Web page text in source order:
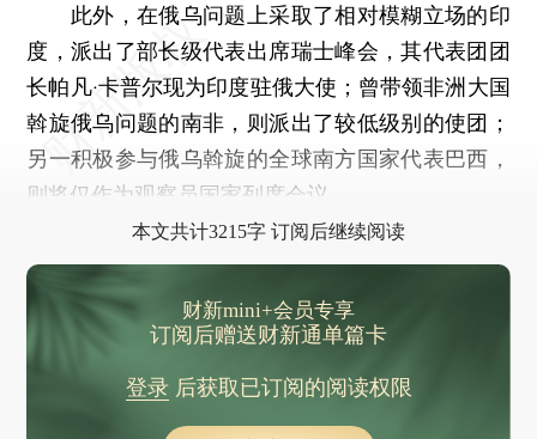
此外，在俄乌问题上采取了相对模糊立场的印
度，派出了部长级代表出席瑞士峰会，其代表团团
长帕凡·卡普尔现为印度驻俄大使；曾带领非洲大国
斡旋俄乌问题的南非，则派出了较低级别的使团；
另一积极参与俄乌斡旋的全球南方国家代表巴西，
则将仅作为观察员国家列席会议。
本文共计3215字 订阅后继续阅读
财新mini+会员专享
订阅后赠送财新通单篇卡
登录后获取已订阅的阅读权限